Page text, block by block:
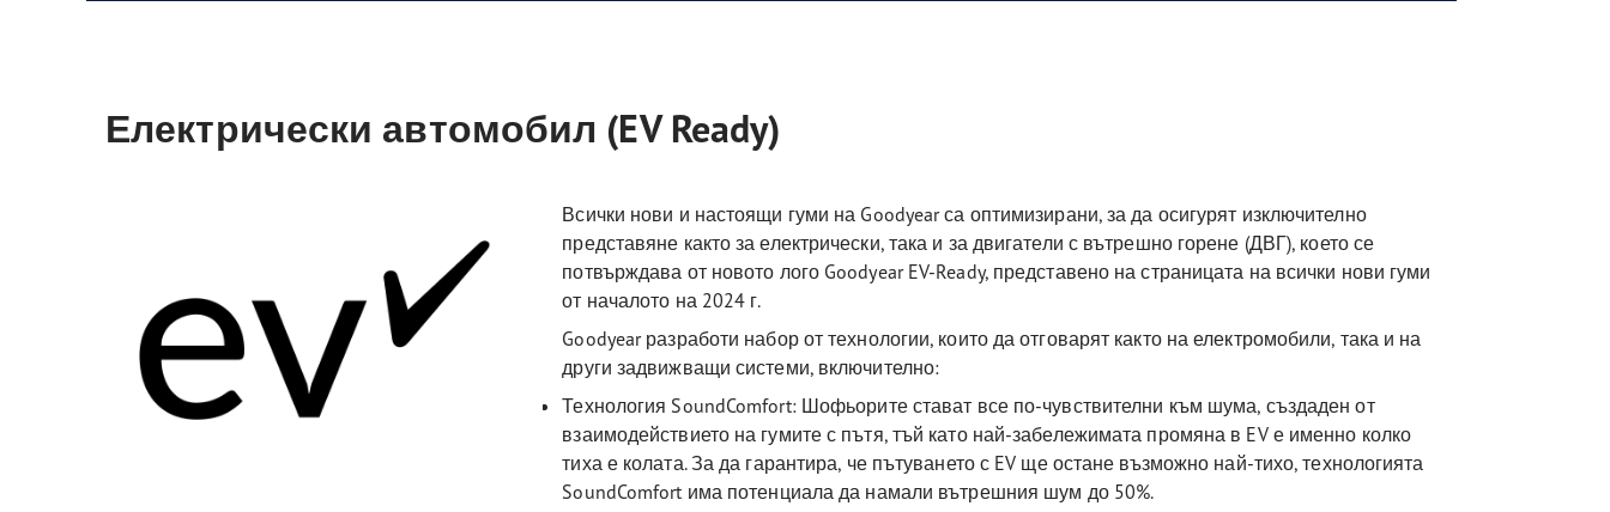
Електрически автомобил (EV Ready)
Всички нови и настоящи гуми на Goodyear са оптимизирани, за да осигурят изключително
представяне както за електрически, така и за двигатели с вътрешно горене (ДВГ), което се
потвърждава от новото лого Goodyear EV-Ready, представено на страницата на всички нови гуми
от началото на 2024 г.
Goodyear разработи набор от технологии, които да отговарят както на електромобили, така и на
други задвижващи системи, включително:
Технология SoundComfort: Шофьорите стават все по-чувствителни към шума, създаден от
взаимодействието на гумите с пътя, тъй като най-забележимата промяна в EV е именно колко
тиха е колата. За да гарантира, че пътуването с EV ще остане възможно най-тихо, технологията
SoundComfort има потенциала да намали вътрешния шум до 50%.